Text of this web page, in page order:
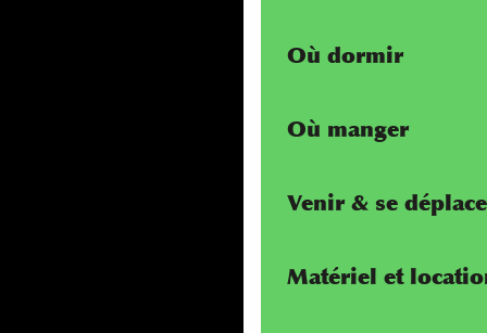
Où dormir
Où manger
Venir & se
Matériel et